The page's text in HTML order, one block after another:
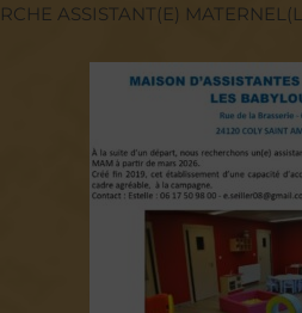
ASSISTANT(E)